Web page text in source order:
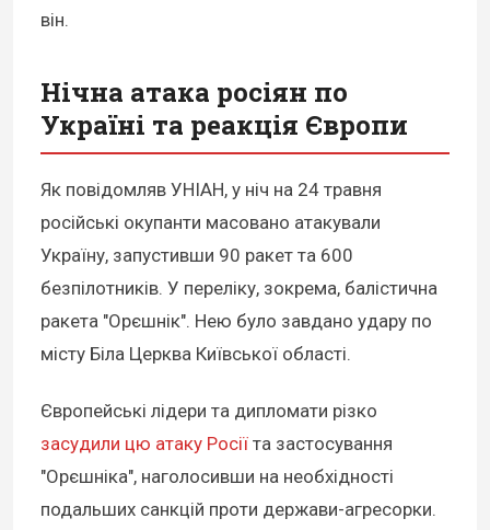
він.
Нічна атака росіян по
Україні та реакція Європи
Як повідомляв УНІАН, у ніч на 24 травня
російські окупанти масовано атакували
Україну, запустивши 90 ракет та 600
безпілотників. У переліку, зокрема, балістична
ракета "Орєшнік". Нею було завдано удару по
місту Біла Церква Київської області.
Європейські лідери та дипломати різко
засудили цю атаку Росії та застосування
"Орєшніка", наголосивши на необхідності
подальших санкцій проти держави-агресорки.